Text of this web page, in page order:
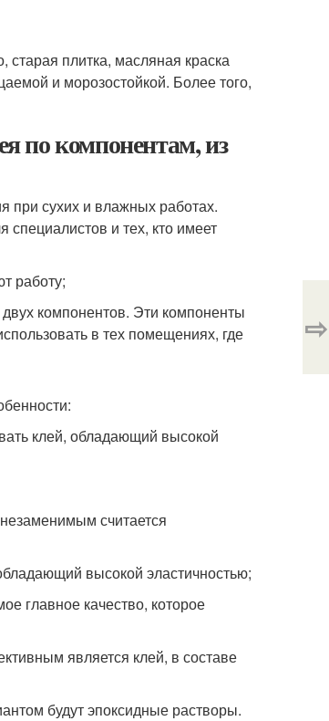
плитка, масляная краска
и морозостойкой. Более того,
по компонентам, из
при сухих и влажных работах.
и тех, кто имеет
работу;
компонентов. Эти компоненты
в тех помещениях, где
клей, обладающий высокой
считается
высокой эластичностью;
главное качество, которое
является клей, в составе
будут эпоксидные растворы.
⇨